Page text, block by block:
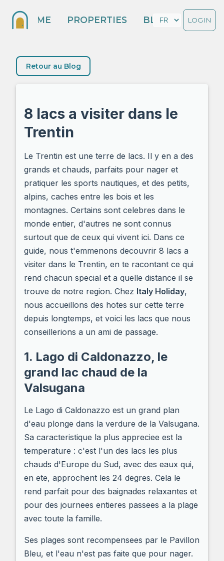
HOME PROPERTIES BLOG LOGIN
Retour au Blog
8 lacs a visiter dans le
Trentin
Le Trentin est une terre de lacs. Il y en a des
grands et chauds, parfaits pour nager et
pratiquer les sports nautiques, et des petits,
alpins, caches entre les bois et les
montagnes. Certains sont celebres dans le
monde entier, d'autres ne sont connus
surtout que de ceux qui vivent ici. Dans ce
guide, nous t'emmenons decouvrir 8 lacs a
visiter dans le Trentin, en te racontant ce qui
rend chacun special et a quelle distance il se
trouve de notre region. Chez Italy Holiday,
nous accueillons des hotes sur cette terre
depuis longtemps, et voici les lacs que nous
conseillerions a un ami de passage.
1. Lago di Caldonazzo, le
grand lac chaud de la
Valsugana
Le Lago di Caldonazzo est un grand plan
d'eau plonge dans la verdure de la Valsugana.
Sa caracteristique la plus appreciee est la
temperature : c'est l'un des lacs les plus
chauds d'Europe du Sud, avec des eaux qui,
en ete, approchent les 24 degres. Cela le
rend parfait pour des baignades relaxantes et
pour des journees entieres passees a la plage
avec toute la famille.
Ses plages sont recompensees par le Pavillon
Bleu, et l'eau n'est pas faite que pour nager.